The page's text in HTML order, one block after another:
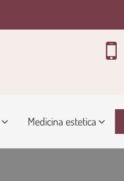
Medicina estetica